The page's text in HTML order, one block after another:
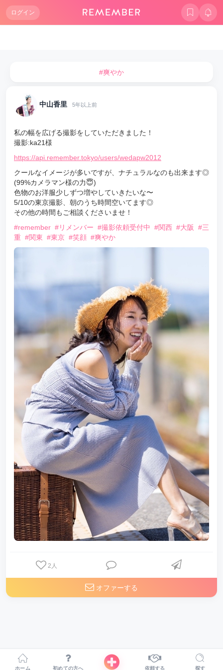
ログイン
#爽やか
中山香里 5年以上前
私の幅を広げる撮影をしていただきました！
撮影:ka21様
https://api.remember.tokyo/users/wedapw2012
クールなイメージが多いですが、ナチュラルなのも出来ます◎
(99%カメラマン様の力😇)
色物のお洋服少しずつ増やしていきたいな〜
5/10の東京撮影、朝のうち時間空いてます◎
その他の時間もご相談くださいませ！
#remember #リメンバー #撮影依頼受付中 #関西 #大阪
#三
重 #関東 #東京 #笑顔 #爽やか
2 人
オファーする
ホーム 初めての方へ 依頼する 探す